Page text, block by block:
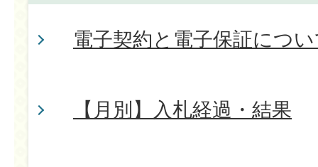
電子契約と電子保証につ
【月別】入札経過・結果